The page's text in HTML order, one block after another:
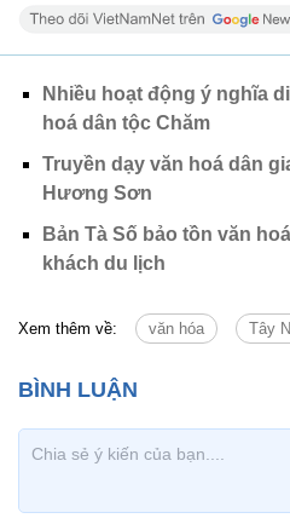
Nhiều hoạt động ý nghĩa
hoá dân tộc Chăm
Truyền dạy văn hoá dân
Hương Sơn
Bản Tà Số bảo tồn văn
khách du lịch
Xem thêm về: văn hóa Tây